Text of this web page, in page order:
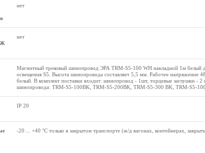
нет
нет
Магнитный трековый шинопровод ЭРА TRM-S5-100 WH накладной 1м белый
освещения S5. Высота шинопровода составляет 5,5 мм. Рабочее напряжение
белый. В комплект поставки входит: шинопровод - 1шт, торцевые заглушки
шинопровода: TRM-S5-100BK, TRM-S5-200BK, TRM-S5-300 BK, TRM-S5-
IP 20
-20 ... +40 °C только в закрытом транспорте (ж/д вагонах, контейнерах,